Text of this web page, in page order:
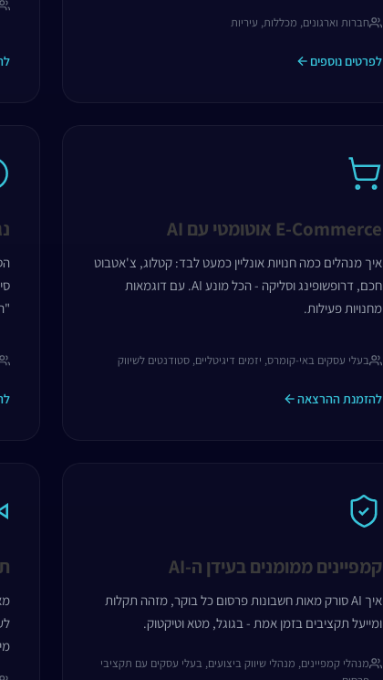
חברות וארגונים, מכללות, עיריות
לפרטים נוספים
E-Commerce אוטומטי עם AI
איך מנהלים כמה חנויות אונליין כמעט לבד: קטלוג, צ'אטבוט
חכם, דרופשופינג וסליקה - הכל מונע AI. עם דוגמאות
מחנויות פעילות.
בעלי עסקים באי-קומרס, יזמים דיגיטליים, סטודנטים לשיווק
להזמנת ההרצאה
קמפיינים ממומנים בעידן ה-AI
איך AI סורק מאות חשבונות פרסום כל בוקר, מזהה תקלות
ומייעל תקציבים בזמן אמת - בגוגל, מטא וטיקטוק.
מנהלי קמפיינים, מנהלי שיווק ביצועים, בעלי עסקים עם תקציבי